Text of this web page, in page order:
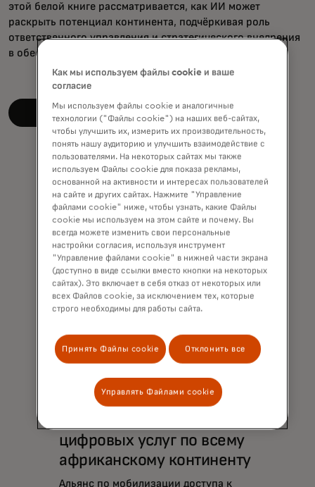
этой белой книге рассматривается, как ИИ может
раскрыть потенциал континента, подчёркивая роль
ответственного управления и стратегического внедрения
в обеспечении устойчивого прогресса.
Прочитать документацию
Предоставление
цифровых услуг по всему
африканскому континенту
Альянс по мобилизации доступа к
Как мы используем файлы cookie и ваше
согласие
Мы используем файлы cookie и аналогичные
технологии ("Файлы cookie") на наших веб-сайтах,
чтобы улучшить их, измерить их производительность,
понять нашу аудиторию и улучшить взаимодействие с
пользователями. На некоторых сайтах мы также
используем Файлы cookie для показа рекламы,
основанной на активности и интересах пользователей
на сайте и других сайтах. Нажмите "Управление
файлами cookie" ниже, чтобы узнать, какие Файлы
cookie мы используем на этом сайте и почему. Вы
всегда можете изменить свои персональные
настройки согласия, используя инструмент
"Управление файлами cookie" в нижней части экрана
(доступно в виде ссылки вместо кнопки на некоторых
сайтах). Это включает в себя отказ от некоторых или
всех Файлов cookie, за исключением тех, которые
строго необходимы для работы сайта.
Принять Файлы cookie Отклонить все
Управлять Файлами cookie